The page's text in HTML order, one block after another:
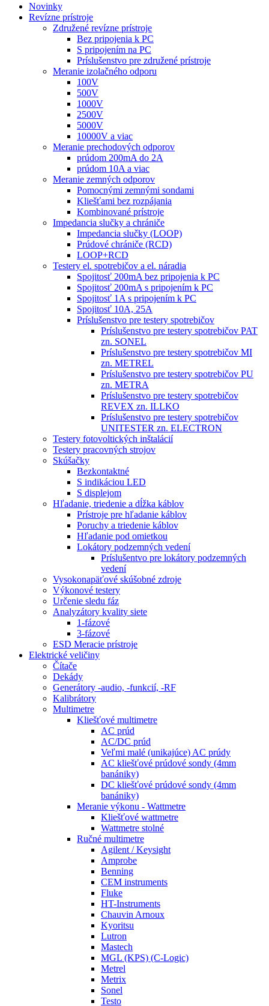
Novinky
Revízne prístroje
Združené revízne prístroje
Bez pripojenia k PC
S pripojením na PC
Príslušenstvo pre združené prístroje
Meranie izolačného odporu
100V
500V
1000V
2500V
5000V
10000V a viac
Meranie prechodových odporov
prúdom 200mA do 2A
prúdom 10A a viac
Meranie zemných odporov
Pomocnými zemnými sondami
Kliešťami bez rozpájania
Kombinované prístroje
Impedancia slučky a chrániče
Impedancia slučky (LOOP)
Prúdové chrániče (RCD)
LOOP+RCD
Testery el. spotrebičov a el. náradia
Spojitosť 200mA bez pripojenia k PC
Spojitosť 200mA s pripojením k PC
Spojitosť 1A s pripojením k PC
Spojitosť 10A, 25A
Príslušenstvo pre testery spotrebičov
Príslušenstvo pre testery spotrebičov PAT
zn. SONEL
Príslušenstvo pre testery spotrebičov MI
zn. METREL
Príslušenstvo pre testery spotrebičov PU
zn. METRA
Príslušenstvo pre testery spotrebičov
REVEX zn. ILLKO
Príslušenstvo pre testery spotrebičov
UNITESTER zn. ELECTRON
Testery fotovoltických inštalácií
Testery pracovných strojov
Skúšačky
Bezkontaktné
S indikáciou LED
S displejom
Hľadanie, triedenie a dĺžka káblov
Prístroje pre hľadanie káblov
Poruchy a triedenie káblov
Hľadanie pod omietkou
Lokátory podzemných vedení
Príslušentvo pre lokátory podzemných
vedení
Vysokonapäťové skúšobné zdroje
Výkonové testery
Určenie sledu fáz
Analyzátory kvality siete
1-fázové
3-fázové
ESD Meracie prístroje
Elektrické veličiny
Čítače
Dekády
Generátory -audio, -funkcií, -RF
Kalibrátory
Multimetre
Kliešťové multimetre
AC prúd
AC/DC prúd
Veľmi malé (unikajúce) AC prúdy
AC kliešťové prúdové sondy (4mm
banániky)
DC kliešťové prúdové sondy (4mm
banániky)
Meranie výkonu - Wattmetre
Kliešťové wattmetre
Wattmetre stolné
Ručné multimetre
Agilent / Keysight
Amprobe
Benning
CEM instruments
Fluke
HT-Instruments
Chauvin Arnoux
Kyoritsu
Lutron
Mastech
MGL (KPS) (C-Logic)
Metrel
Metrix
Sonel
Testo